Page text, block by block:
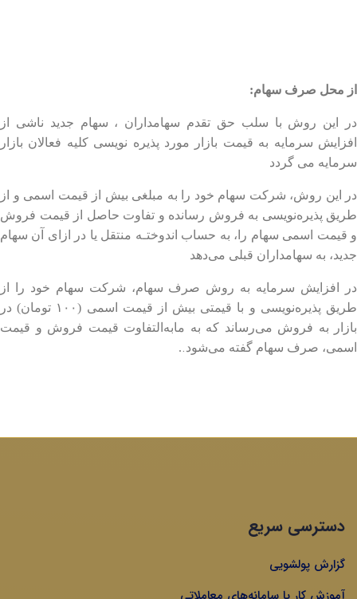
از محل صرف سهام:
در این روش با سلب حق تقدم سهامداران ، سهام جدید ناشی از
افزایش سرمایه به قیمت بازار مورد پذیره نویسی کلیه فعالان بازار
سرمایه می گردد
در این روش، شرکت سهام خود را به مبلغی بیش از قیمت اسمی و از
طریق پذیره‌نویسی به فروش رساند‌ه و تفاوت حاصل از قیمت فروش
و قیمت اسمی سهام را، به حساب اندوختـه منتقل یا در ازای آن سهام
جدید، به سهامداران قبلی می‌دهد
در افزایش سرمایه به روش صرف سهام، شرکت سهام خود را از
طریق پذیره‌نویسی و با قیمتی بیش از قیمت اسمی (۱۰۰ تومان) در
بازار به فروش می‌رساند که به مابه‌التفاوت قیمت فروش و قیمت
اسمی، صرف سهام گفته می‌شود.
.
دسترسی سریع
گزارش پولشویی